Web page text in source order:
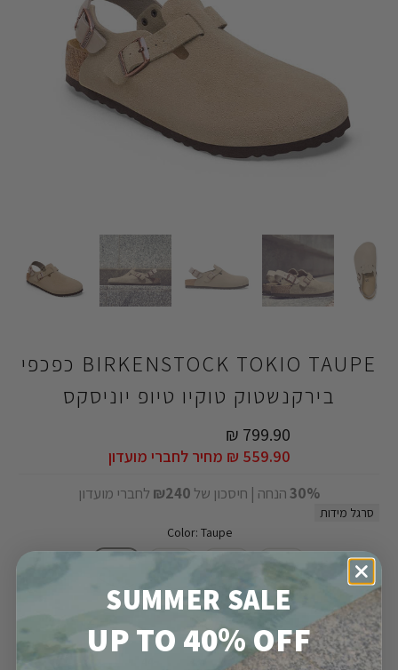
BIRKENSTOCK TOKIO TAUPE כפכפי
בירקנשטוק טוקיו טיופ יוניסקס
799.90 ₪
559.90 ₪ מחיר לחברי מועדון
30%הנחה | חיסכון של ₪240 לחברי מועדון
סרגל מידות
Color: Taupe
מידה
40
41
42
SUMMER SALE
UP TO 40% OFF